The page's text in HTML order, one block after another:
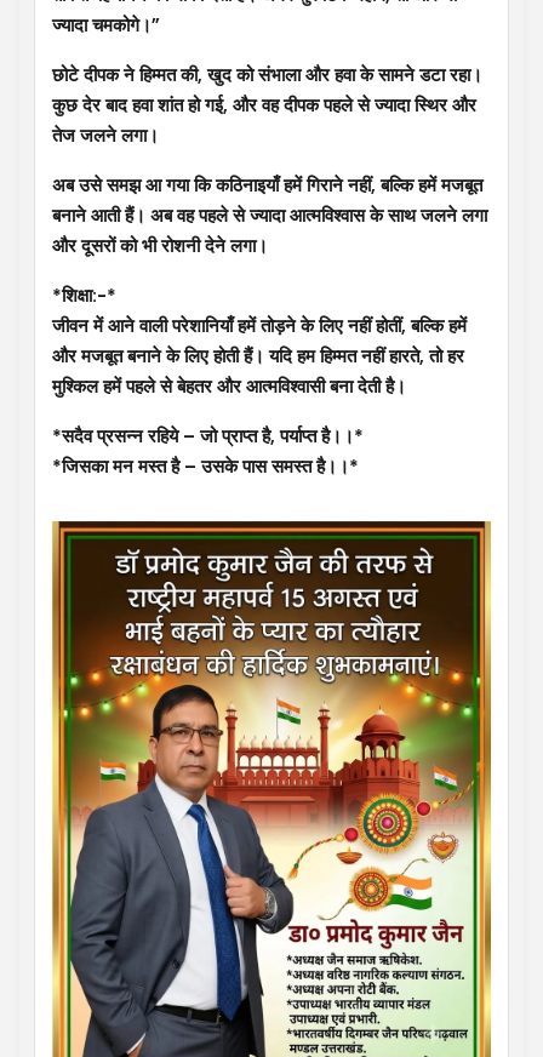
ज्यादा चमकोगे।”
छोटे दीपक ने हिम्मत की, खुद को संभाला और हवा के सामने डटा रहा।
कुछ देर बाद हवा शांत हो गई, और वह दीपक पहले से ज्यादा स्थिर और
तेज जलने लगा।
अब उसे समझ आ गया कि कठिनाइयाँ हमें गिराने नहीं, बल्कि हमें मजबूत
बनाने आती हैं। अब वह पहले से ज्यादा आत्मविश्वास के साथ जलने लगा
और दूसरों को भी रोशनी देने लगा।
*शिक्षा:-*
जीवन में आने वाली परेशानियाँ हमें तोड़ने के लिए नहीं होतीं, बल्कि हमें
और मजबूत बनाने के लिए होती हैं। यदि हम हिम्मत नहीं हारते, तो हर
मुश्किल हमें पहले से बेहतर और आत्मविश्वासी बना देती है।
*सदैव प्रसन्न रहिये – जो प्राप्त है, पर्याप्त है।।*
*जिसका मन मस्त है – उसके पास समस्त है।।*